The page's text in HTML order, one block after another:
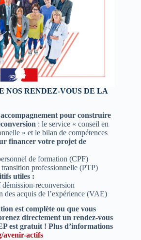
NOS RENDEZ-VOUS DE LA
pour construire
: le service « conseil en
» et le bilan de compétences
financer votre projet de
de formation (CPF)
professionnelle (PTP)
utiles :
reconversion
des acquis de l’expérience (VAE)
est complète ou que vous
directement un rendez-vous
est gratuit ! Plus d’informations
avenir-actifs